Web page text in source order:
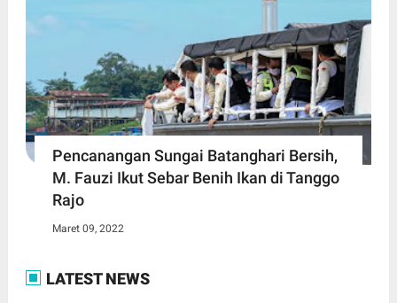
Pencanangan Sungai Batanghari Bersih,
M. Fauzi Ikut Sebar Benih Ikan di Tanggo
Rajo
Maret 09, 2022
LATEST NEWS